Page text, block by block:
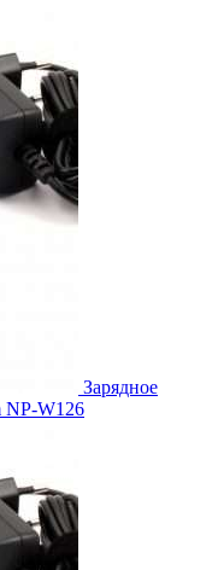
Зарядное
NP-W126